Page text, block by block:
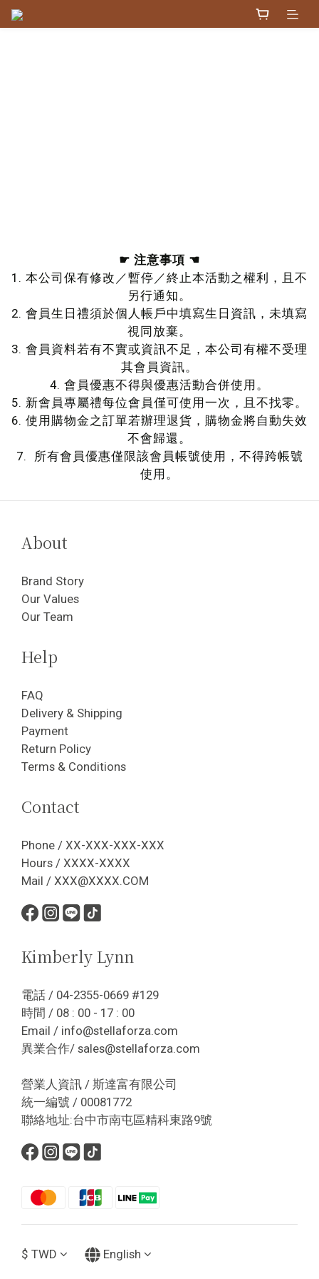
☛ 注意事項 ☚
1. 本公司保有修改／暫停／終止本活動之權利，且不
另行通知。
2. 會員生日禮須於個人帳戶中填寫生日資訊，未填寫
視同放棄。
3. 會員資料若有不實或資訊不足，本公司有權不受理
其會員資訊。
4. 會員優惠不得與優惠活動合併使用。
5. 新會員專屬禮每位會員僅可使用一次，且不找零。
6. 使用購物金之訂單若辦理退貨，購物金將自動失效
不會歸還。
7. 所有會員優惠僅限該會員帳號使用，不得跨帳號
使用。
About
Brand Story
Our Values
Our Team
Help
FAQ
Delivery & Shipping
Payment
Return Policy
Terms & Conditions
Contact
Phone / XX-XXX-XXX-XXX
Hours / XXXX-XXXX
Mail / XXX@XXXX.COM
Kimberly Lynn
電話 / 04-2355-0669 #129
時間 / 08 : 00 - 17 : 00
Email / info@stellaforza.com
異業合作/ sales@stellaforza.com
營業人資訊 / 斯達富有限公司
統一編號 / 00081772
聯絡地址:台中市南屯區精科東路9號
$ TWD English